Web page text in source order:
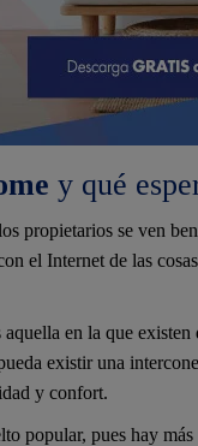
y qué
propietarios se ven
el Internet de las
aquella en la que
existir una
y confort.
popular, pues hay